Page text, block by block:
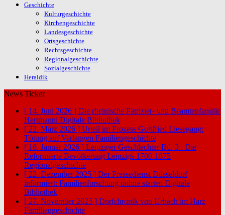
Geschichte
Kulturgeschichte
Kirchengeschichte
Landesgeschichte
Ortsgeschichte
Rechtsgeschichte
Regionalgeschichte
Sozialgeschichte
Heraldik
News Ticker
[ 14. Juni 2026 ] Die rheinische Patrizier- und Beamtenfamilie
Hertmanni Digitale Bibliothek
[ 22. März 2026 ] Urteil im Prozess Gottfried Liesegang:
Tötung auf Verlangen Familiengeschichte
[ 16. Januar 2026 ] Leipziger Geschlechter Bd. 3 : Die
Reformierte Bevölkerung Leipzigs 1700-1875
Regionalgeschichte
[ 22. Dezember 2025 ] Der Pressedienst Düsseldorf
informiert: Familienforschung online starten Digitale
Bibliothek
[ 27. November 2025 ] Dorfchronik von Urbach im Harz
Familiengeschichte